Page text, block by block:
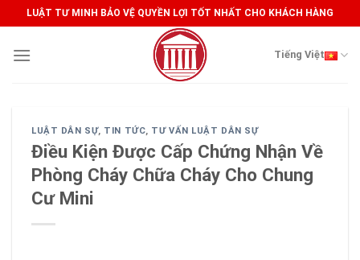
to
content
LUẬT TƯ MINH BẢO VỆ QUYỀN LỢI TỐT NHẤT CHO KHÁCH HÀNG
Tiếng Việt
LUẬT DÂN SỰ, TIN TỨC, TƯ VẤN LUẬT DÂN SỰ
Điều Kiện Được Cấp Chứng Nhận Về
Phòng Cháy Chữa Cháy Cho Chung
Cư Mini